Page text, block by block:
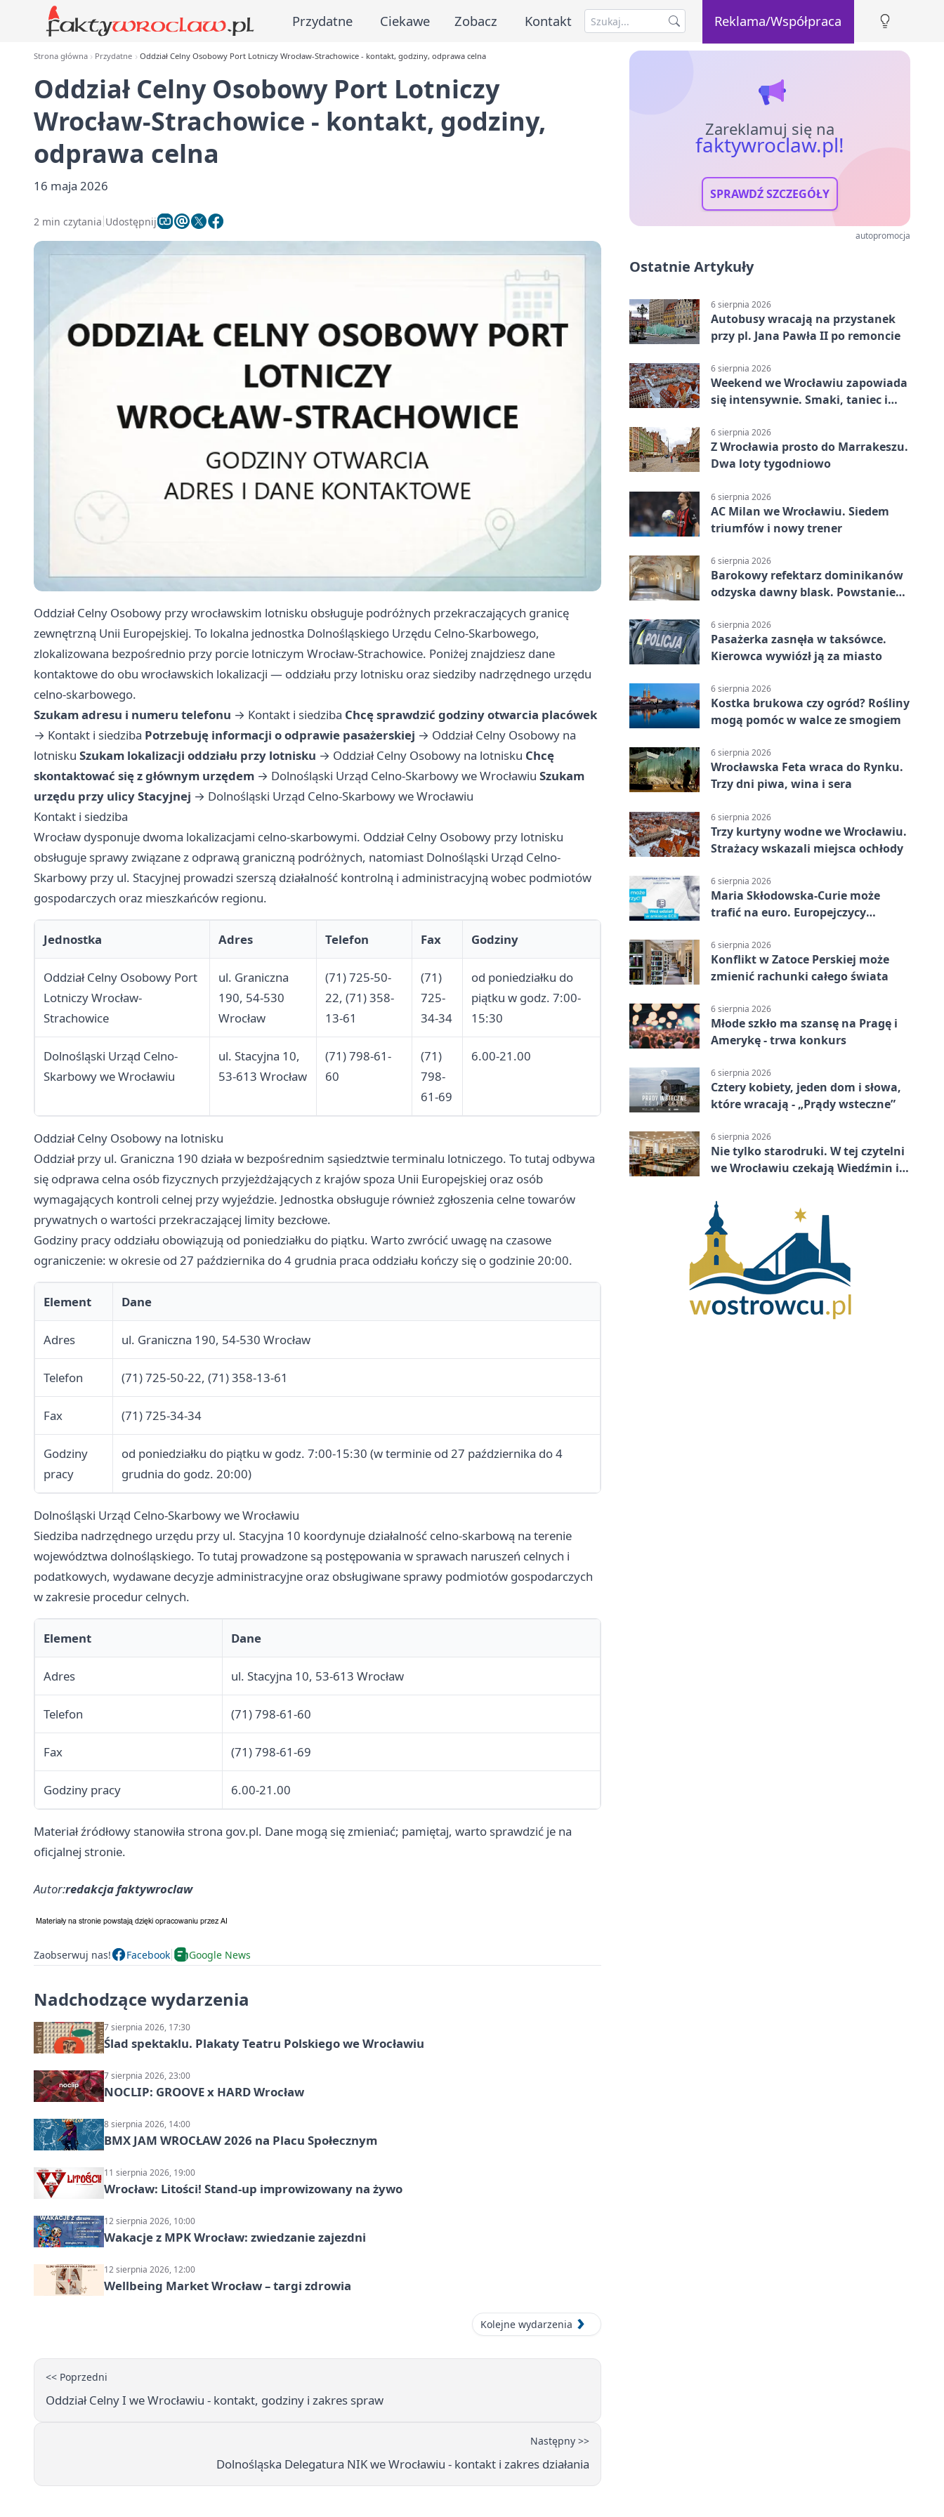
Przydatne Ciekawe Zobacz Kontakt Reklama/Współpraca
Strona główna Przydatne Oddział Celny Osobowy Port Lotniczy Wrocław-Strachowice - kontakt, godziny, odprawa celna
Oddział Celny Osobowy Port Lotniczy
Wrocław-Strachowice - kontakt, godziny,
odprawa celna
16 maja 2026
2 min czytania Udostępnij
Oddział Celny Osobowy przy wrocławskim lotnisku obsługuje podróżnych przekraczających granicę
zewnętrzną Unii Europejskiej. To lokalna jednostka Dolnośląskiego Urzędu Celno-Skarbowego,
zlokalizowana bezpośrednio przy porcie lotniczym Wrocław-Strachowice. Poniżej znajdziesz dane
kontaktowe do obu wrocławskich lokalizacji — oddziału przy lotnisku oraz siedziby nadrzędnego urzędu
celno-skarbowego.
Szukam adresu i numeru telefonu → Kontakt i siedziba Chcę sprawdzić godziny otwarcia placówek
→ Kontakt i siedziba Potrzebuję informacji o odprawie pasażerskiej → Oddział Celny Osobowy na
lotnisku Szukam lokalizacji oddziału przy lotnisku → Oddział Celny Osobowy na lotnisku Chcę
skontaktować się z głównym urzędem → Dolnośląski Urząd Celno-Skarbowy we Wrocławiu Szukam
urzędu przy ulicy Stacyjnej → Dolnośląski Urząd Celno-Skarbowy we Wrocławiu
Kontakt i siedziba
Wrocław dysponuje dwoma lokalizacjami celno-skarbowymi. Oddział Celny Osobowy przy lotnisku
obsługuje sprawy związane z odprawą graniczną podróżnych, natomiast Dolnośląski Urząd Celno-
Skarbowy przy ul. Stacyjnej prowadzi szerszą działalność kontrolną i administracyjną wobec podmiotów
gospodarczych oraz mieszkańców regionu.
Jednostka Adres Telefon Fax Godziny
Oddział Celny Osobowy Port
Lotniczy Wrocław-
Strachowice
ul. Graniczna
190, 54-530
Wrocław
(71) 725-50-
22, (71) 358-
13-61
(71)
725-
34-34
od poniedziałku do
piątku w godz. 7:00-
15:30
Dolnośląski Urząd Celno-
Skarbowy we Wrocławiu
ul. Stacyjna 10,
53-613 Wrocław
(71) 798-61-
60
(71)
798-
61-69
6.00-21.00
Oddział Celny Osobowy na lotnisku
Oddział przy ul. Graniczna 190 działa w bezpośrednim sąsiedztwie terminalu lotniczego. To tutaj odbywa
się odprawa celna osób fizycznych przyjeżdżających z krajów spoza Unii Europejskiej oraz osób
wymagających kontroli celnej przy wyjeździe. Jednostka obsługuje również zgłoszenia celne towarów
prywatnych o wartości przekraczającej limity bezcłowe.
Godziny pracy oddziału obowiązują od poniedziałku do piątku. Warto zwrócić uwagę na czasowe
ograniczenie: w okresie od 27 października do 4 grudnia praca oddziału kończy się o godzinie 20:00.
Element Dane
Adres ul. Graniczna 190, 54-530 Wrocław
Telefon (71) 725-50-22, (71) 358-13-61
Fax (71) 725-34-34
Godziny
pracy
od poniedziałku do piątku w godz. 7:00-15:30 (w terminie od 27 października do 4
grudnia do godz. 20:00)
Dolnośląski Urząd Celno-Skarbowy we Wrocławiu
Siedziba nadrzędnego urzędu przy ul. Stacyjna 10 koordynuje działalność celno-skarbową na terenie
województwa dolnośląskiego. To tutaj prowadzone są postępowania w sprawach naruszeń celnych i
podatkowych, wydawane decyzje administracyjne oraz obsługiwane sprawy podmiotów gospodarczych
w zakresie procedur celnych.
Element Dane
Adres ul. Stacyjna 10, 53-613 Wrocław
Telefon (71) 798-61-60
Fax (71) 798-61-69
Godziny pracy 6.00-21.00
Materiał źródłowy stanowiła strona gov.pl. Dane mogą się zmieniać; pamiętaj, warto sprawdzić je na
oficjalnej stronie.
Autor:redakcja faktywroclaw
Zaobserwuj nas! Facebook Google News
Nadchodzące wydarzenia
7 sierpnia 2026, 17:30
Ślad spektaklu. Plakaty Teatru Polskiego we Wrocławiu
7 sierpnia 2026, 23:00
NOCLIP: GROOVE x HARD Wrocław
8 sierpnia 2026, 14:00
BMX JAM WROCŁAW 2026 na Placu Społecznym
11 sierpnia 2026, 19:00
Wrocław: Litości! Stand-up improwizowany na żywo
12 sierpnia 2026, 10:00
Wakacje z MPK Wrocław: zwiedzanie zajezdni
12 sierpnia 2026, 12:00
Wellbeing Market Wrocław – targi zdrowia
Kolejne wydarzenia
<< Poprzedni
Oddział Celny I we Wrocławiu - kontakt, godziny i zakres spraw
Następny >>
Dolnośląska Delegatura NIK we Wrocławiu - kontakt i zakres działania
Zareklamuj się na
faktywroclaw.pl!
SPRAWDŹ SZCZEGÓŁY
autopromocja
Ostatnie Artykuły
6 sierpnia 2026
Autobusy wracają na przystanek
przy pl. Jana Pawła II po remoncie
6 sierpnia 2026
Weekend we Wrocławiu zapowiada
się intensywnie. Smaki, taniec i
6 sierpnia 2026
Z Wrocławia prosto do Marrakeszu.
Dwa loty tygodniowo
6 sierpnia 2026
AC Milan we Wrocławiu. Siedem
triumfów i nowy trener
6 sierpnia 2026
Barokowy refektarz dominikanów
odzyska dawny blask. Powstanie
6 sierpnia 2026
Pasażerka zasnęła w taksówce.
Kierowca wywiózł ją za miasto
6 sierpnia 2026
Kostka brukowa czy ogród? Rośliny
mogą pomóc w walce ze smogiem
6 sierpnia 2026
Wrocławska Feta wraca do Rynku.
Trzy dni piwa, wina i sera
6 sierpnia 2026
Trzy kurtyny wodne we Wrocławiu.
Strażacy wskazali miejsca ochłody
6 sierpnia 2026
Maria Skłodowska-Curie może
trafić na euro. Europejczycy
6 sierpnia 2026
Konflikt w Zatoce Perskiej może
zmienić rachunki całego świata
6 sierpnia 2026
Młode szkło ma szansę na Pragę i
Amerykę - trwa konkurs
6 sierpnia 2026
Cztery kobiety, jeden dom i słowa,
które wracają - „Prądy wsteczne”
6 sierpnia 2026
Nie tylko starodruki. W tej czytelni
we Wrocławiu czekają Wiedźmin i